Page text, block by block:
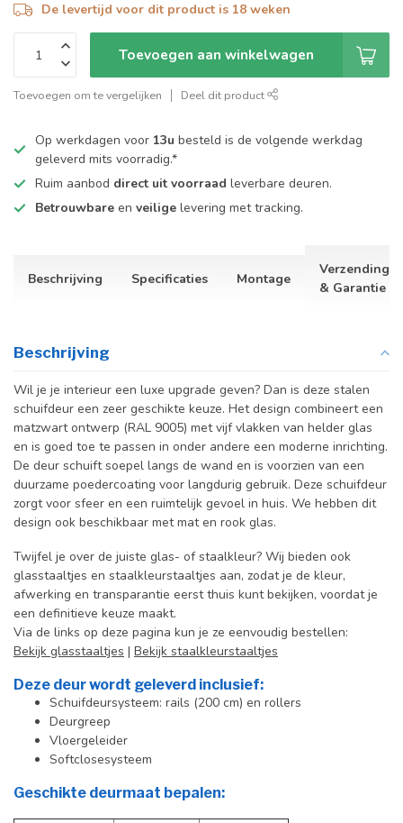
De levertijd voor dit product is 18 weken
Toevoegen aan winkelwagen
Toevoegen om te vergelijken Deel dit product
Op werkdagen voor 13u besteld is de volgende werkdag
geleverd mits voorradig.*
Ruim aanbod direct uit voorraad leverbare deuren.
Betrouwbare en veilige levering met tracking.
Beschrijving Specificaties Montage
Verzending
& Garantie
Beschrijving
Wil je je interieur een luxe upgrade geven? Dan is deze stalen
schuifdeur een zeer geschikte keuze. Het design combineert een
matzwart ontwerp (RAL 9005) met vijf vlakken van helder glas
en is goed toe te passen in onder andere een moderne inrichting.
De deur schuift soepel langs de wand en is voorzien van een
duurzame poedercoating voor langdurig gebruik. Deze schuifdeur
zorgt voor sfeer en een ruimtelijk gevoel in huis. We hebben dit
design ook beschikbaar met mat en rook glas.
Twijfel je over de juiste glas- of staalkleur? Wij bieden ook
glasstaaltjes en staalkleurstaaltjes aan, zodat je de kleur,
afwerking en transparantie eerst thuis kunt bekijken, voordat je
een definitieve keuze maakt.
Via de links op deze pagina kun je ze eenvoudig bestellen:
Bekijk glasstaaltjes | Bekijk staalkleurstaaltjes
Deze deur wordt geleverd inclusief:
Schuifdeursysteem: rails (200 cm) en rollers
Deurgreep
Vloergeleider
Softclosesysteem
Geschikte deurmaat bepalen: